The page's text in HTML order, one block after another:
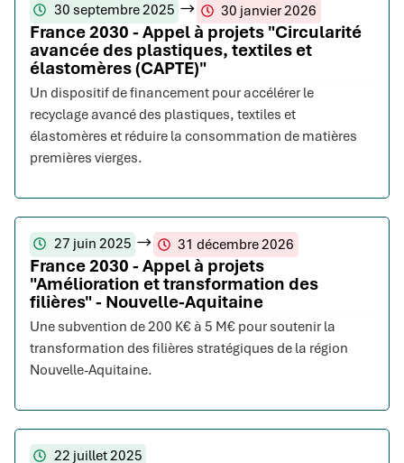
30 septembre 2025 30 janvier 2026
France 2030 - Appel à projets "Circularité
avancée des plastiques, textiles et
élastomères (CAPTE)"
Un dispositif de financement pour accélérer le
recyclage avancé des plastiques, textiles et
élastomères et réduire la consommation de matières
premières vierges.
27 juin 2025 31 décembre 2026
France 2030 - Appel à projets
"Amélioration et transformation des
filières" - Nouvelle-Aquitaine
Une subvention de 200 K€ à 5 M€ pour soutenir la
transformation des filières stratégiques de la région
Nouvelle-Aquitaine.
22 juillet 2025